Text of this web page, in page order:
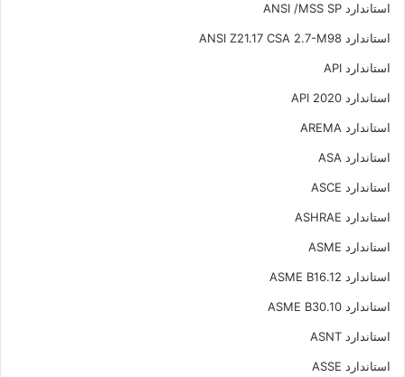
استاندارد ANSI /MSS SP
استاندارد ANSI Z21.17 CSA 2.7-M98
استاندارد API
استاندارد API 2020
استاندارد AREMA
استاندارد ASA
استاندارد ASCE
استاندارد ASHRAE
استاندارد ASME
استاندارد ASME B16.12
استاندارد ASME B30.10
استاندارد ASNT
استاندارد ASSE